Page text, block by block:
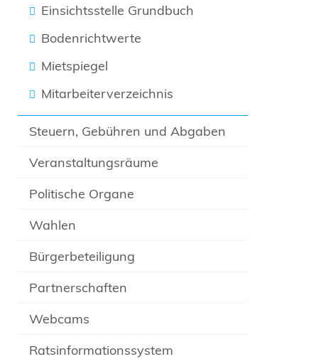
Einsichtsstelle Grundbuch
Bodenrichtwerte
Mietspiegel
Mitarbeiterverzeichnis
Steuern, Gebühren und Abgaben
Veranstaltungsräume
Politische Organe
Wahlen
Bürgerbeteiligung
Partnerschaften
Webcams
Ratsinformationssystem